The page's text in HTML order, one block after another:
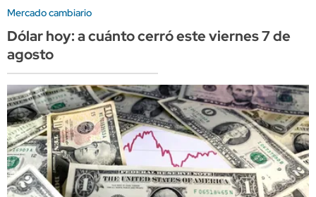
Mercado cambiario
Dólar hoy: a cuánto cerró este viernes 7 de
agosto